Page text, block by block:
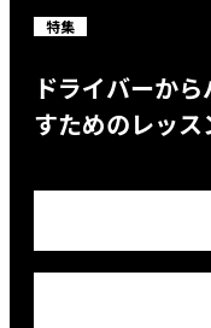
特集
ドライバーか
すためのレッス